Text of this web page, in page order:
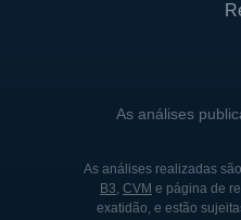
As análises
As análises realizadas
B3, CVM e página de
exatidão, e estão